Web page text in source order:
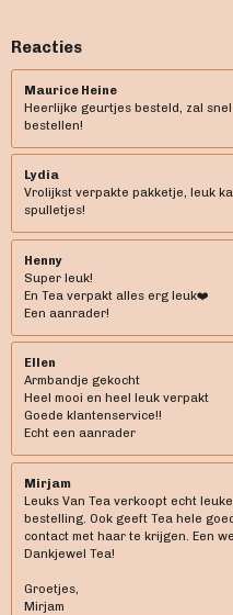
e
o
o
Reacties
Maurice Heine
Heerlijke geurtjes besteld, zal
bestellen!
Lydia
Vrolijkst verpakte pakketje, leuk
spulletjes!
Henny
Super leuk!
En Tea verpakt alles erg leuk❤️
Een aanrader!
Ellen
Armbandje gekocht
Heel mooi en heel leuk verpakt
Goede klantenservice!!
Echt een aanrader
Mirjam
Leuks Van Tea verkoopt echt
bestelling. Ook geeft Tea hele
contact met haar te krijgen. Een
Dankjewel Tea!
Groetjes,
Mirjam